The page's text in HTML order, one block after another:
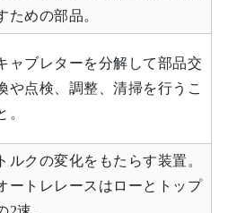
ための部品。
ャブレターを分解して部品交
や点検、調整、清掃を行うこ
。
トルクの変化をもたらす装置。
ートレレースはローとトップ